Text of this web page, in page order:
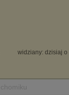
widziany: dzisiaj o